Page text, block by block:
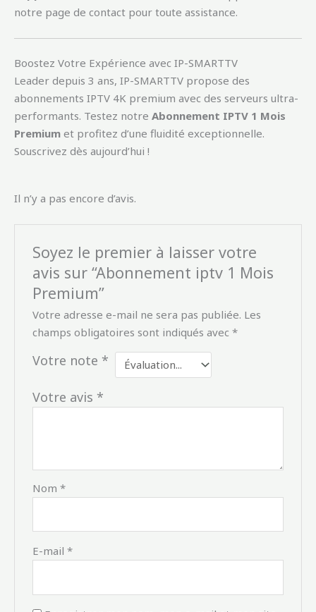
notre page de contact pour toute assistance.
Boostez Votre Expérience avec IP-SMARTTV
Leader depuis 3 ans, IP-SMARTTV propose des
abonnements IPTV 4K premium avec des serveurs ultra-
performants. Testez notre Abonnement IPTV 1 Mois
Premium et profitez d’une fluidité exceptionnelle.
Souscrivez dès aujourd’hui !
Il n’y a pas encore d’avis.
Soyez le premier à laisser votre
avis sur “Abonnement iptv 1 Mois
Premium”
Votre adresse e-mail ne sera pas publiée. Les
champs obligatoires sont indiqués avec*
Votre note *
Votre avis *
Nom*
E-mail*